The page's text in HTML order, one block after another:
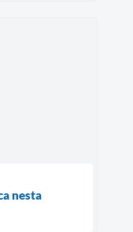
nesta